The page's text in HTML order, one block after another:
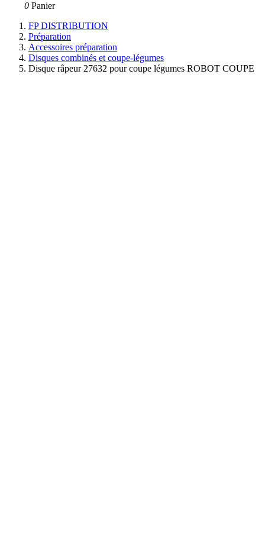
0 Panier
FP DISTRIBUTION
Préparation
Accessoires préparation
Disques combinés et coupe-légumes
Disque râpeur 27632 pour coupe légumes ROBOT COUPE